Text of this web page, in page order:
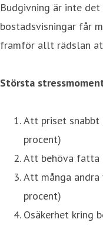
Budgivning är inte det
bostadsvisningar får
framför allt rädslan
Största
Att priset snabbt
procent)
Att behöva fatta
Att många
procent)
Osäkerhet kring